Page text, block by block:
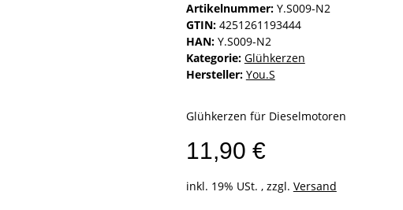
Artikelnummer: Y.S009-N2
GTIN: 4251261193444
HAN: Y.S009-N2
Kategorie: Glühkerzen
Hersteller: You.S
Glühkerzen für Dieselmotoren
11,90 €
inkl. 19% USt. , zzgl. Versand